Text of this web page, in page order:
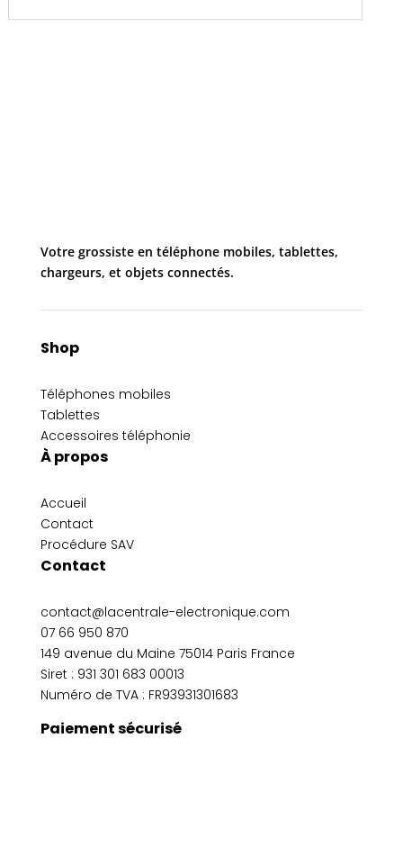
Votre grossiste en téléphone mobiles, tablettes,
chargeurs, et objets connectés.
Shop
Téléphones mobiles
Tablettes
Accessoires téléphonie
À propos
Accueil
Contact
Procédure SAV
Contact
contact@lacentrale-electronique.com
07 66 950 870
149 avenue du Maine 75014 Paris France
Siret : 931 301 683 00013
Numéro de TVA : FR93931301683
Paiement sécurisé